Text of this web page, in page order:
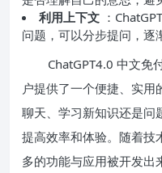
利用上下文 ：
问题，可以分步提问，逐
ChatGPT4.0 中文免
户提供了一个便捷、实用
聊天、学习新知识还是问
提高效率和体验。随着技
多的功能与应用被开发出